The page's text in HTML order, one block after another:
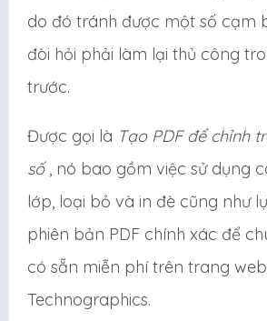
do đó tránh được một số cạm
đòi hỏi phải làm lại thủ công
trước.
Được gọi là Tạo PDF để chỉnh
số, nó bao gồm việc sử dụng
lớp, loại bỏ và in đè cũng như
phiên bản PDF chính xác để
có sẵn miễn phí trên trang
Technographics.